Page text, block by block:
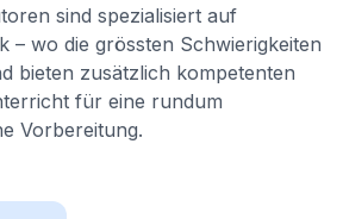
sind spezialisiert auf
– wo die grössten Schwierigkeiten
bieten zusätzlich kompetenten
für eine rundum
Vorbereitung.